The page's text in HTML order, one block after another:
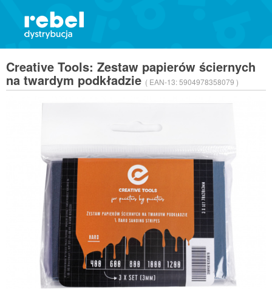
Creative Tools: Zestaw papierów ściernych
na twardym podkładzie( EAN-13:5904978358079 )